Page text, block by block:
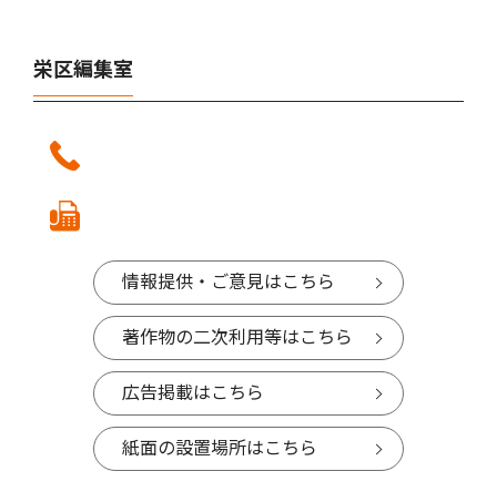
栄区編集室
情報提供・ご意見はこちら
著作物の二次利用等はこちら
広告掲載はこちら
紙面の設置場所はこちら